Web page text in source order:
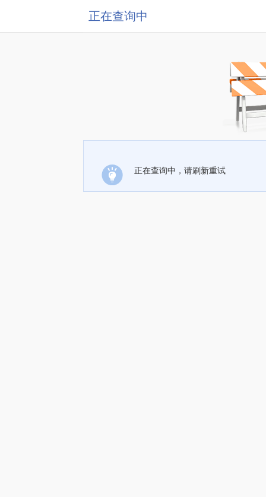
正在查询中
正在查询中，请刷新重试